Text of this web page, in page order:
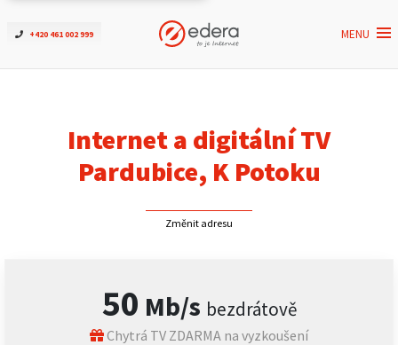
+420 461 002 999 MENU
Ověřit dostupnost
ČEZNET TV
Kontakt
Internet a digitální TV
Pardubice, K Potoku
Změnit adresu
50 Mb/s bezdrátově
Chytrá TV ZDARMA na vyzkoušení